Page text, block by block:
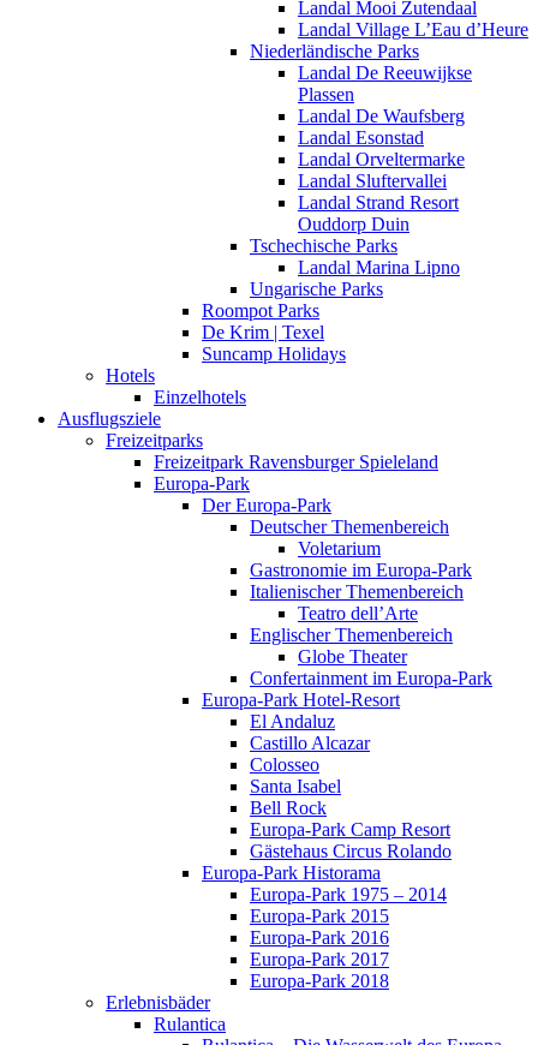
Landal Mooi Zutendaal
Landal Village L’Eau d’Heure
Niederländische Parks
Landal De Reeuwijkse
Plassen
Landal De Waufsberg
Landal Esonstad
Landal Orveltermarke
Landal Sluftervallei
Landal Strand Resort
Ouddorp Duin
Tschechische Parks
Landal Marina Lipno
Ungarische Parks
Roompot Parks
De Krim | Texel
Suncamp Holidays
Hotels
Einzelhotels
Ausflugsziele
Freizeitparks
Freizeitpark Ravensburger Spieleland
Europa-Park
Der Europa-Park
Deutscher Themenbereich
Voletarium
Gastronomie im Europa-Park
Italienischer Themenbereich
Teatro dell’Arte
Englischer Themenbereich
Globe Theater
Confertainment im Europa-Park
Europa-Park Hotel-Resort
El Andaluz
Castillo Alcazar
Colosseo
Santa Isabel
Bell Rock
Europa-Park Camp Resort
Gästehaus Circus Rolando
Europa-Park Historama
Europa-Park 1975 – 2014
Europa-Park 2015
Europa-Park 2016
Europa-Park 2017
Europa-Park 2018
Erlebnisbäder
Rulantica